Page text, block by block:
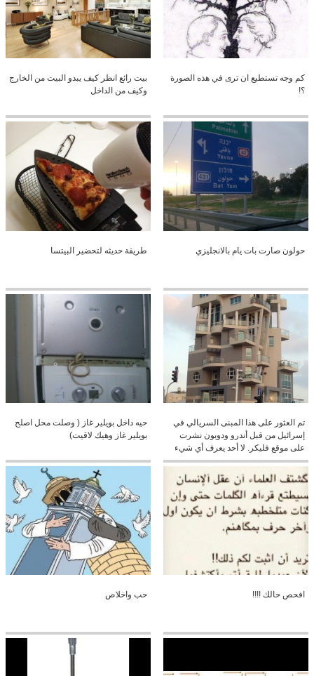
كم وجه تستطيع ان ترى في هذه الصورة
؟!
بيت رائع انظر كيف يبدو البيت من الخارج
وكيف من الداخل
حولون صارت بات يام بالانجليزي طريقة حديثه لتحضير البيتسا
تم العثور على هذا المبنى السريالي في
إسرائيل من قبل أندرو ودوبون نشرت
على موقع فليكر. لا أحد يعرف أي شيء
عن هذا المبنى أو المهندس المعماري؟
كنا نحب أن تشارك أكثر من عملهم
حيه داخل بويلير غاز ( وصلت محل اصلح
بويلير غاز وهيك لاقيت)
افحص حالك !!!! حب واخلاص